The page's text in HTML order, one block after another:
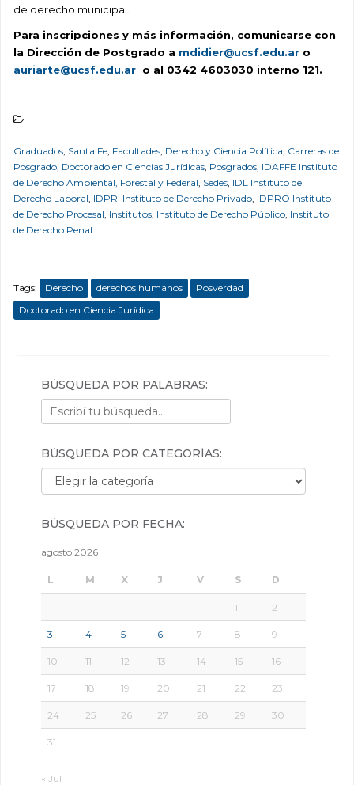
de derecho municipal.
Para inscripciones y más información, comunicarse con
la Dirección de Postgrado a mdidier@ucsf.edu.ar o
auriarte@ucsf.edu.ar o al 0342 4603030 interno 121.
Graduados, Santa Fe, Facultades, Derecho y Ciencia Política, Carreras de
Posgrado, Doctorado en Ciencias Jurídicas, Posgrados, IDAFFE Instituto
de Derecho Ambiental, Forestal y Federal, Sedes, IDL Instituto de
Derecho Laboral, IDPRI Instituto de Derecho Privado, IDPRO Instituto
de Derecho Procesal, Institutos, Instituto de Derecho Público, Instituto
de Derecho Penal
Tags: Derecho derechos humanos
Posverdad
Doctorado en Ciencia Jurídica
BÚSQUEDA POR PALABRAS:
BÚSQUEDA POR CATEGORÍAS:
Búsqueda por categorías:
BÚSQUEDA POR FECHA:
agosto 2026
L M X J V S D
1 2
3 4 5 6 7 8 9
10 11 12 13 14 15 16
17 18 19 20 21 22 23
24 25 26 27 28 29 30
31
« Jul